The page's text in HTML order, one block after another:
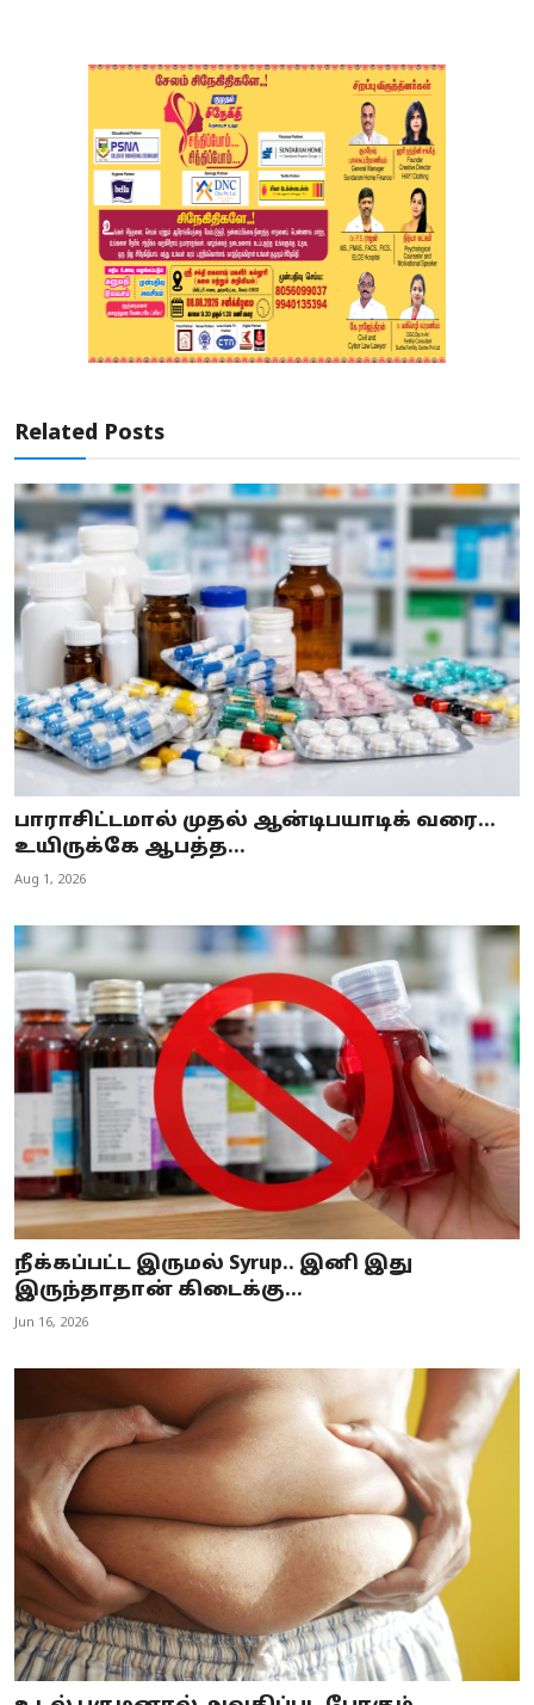
Related Posts
பாராசிட்டமால் முதல் ஆன்டிபயாடிக் வரை...
உயிருக்கே ஆபத்த...
Aug 1, 2026
நீக்கப்பட்ட இருமல் Syrup.. இனி இது
இருந்தாதான் கிடைக்கு...
Jun 16, 2026